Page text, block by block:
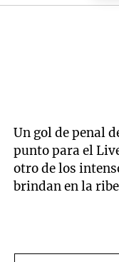
Un gol de penal
punto para el
otro de los
brindan en la